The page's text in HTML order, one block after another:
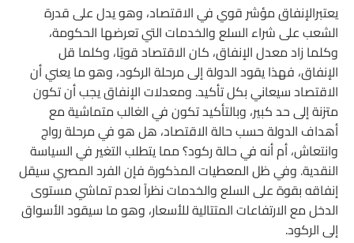
يعتبرالإنفاق مؤشر قوي في الاقتصاد، وهو يدل على قدرة
الشعب على شراء السلع والخدمات التي تعرضها الحكومة،
وكلما زاد معدل الإنفاق، كان الاقتصاد قويًا، وكلما قل
الإنفاق، فهذا يقود الدولة إلى مرحلة الركود، وهو ما يعني أن
الاقتصاد سيعاني بكل تأكيد. ومعدلات الإنفاق يجب أن تكون
متزنة إلى حد كبير، وبالتأكيد تكون في الغالب متماشية مع
أهداف الدولة حسب حالة الاقتصاد، هل هو في مرحلة رواج
وانتعاش، أم أنه في حالة ركود؟ مما يتطلب التغير في السياسة
النقدية. وفي ظل المعطيات المذكورة فإن الفرد المصري سيقل
إنفاقه بقوة على السلع والخدمات نظراً لعدم تماشي مستوى
الدخل مع الارتفاعات المتتالية للأسعار، وهو ما سيقود الأسواق
إلى الركود.